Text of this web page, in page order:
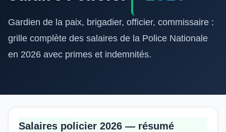
Gardien de la paix, brigadier, officier, commissaire :
grille complète des salaires de la Police Nationale
en 2026 avec primes et indemnités.
Salaires policier 2026 — résumé